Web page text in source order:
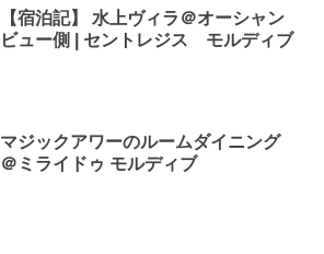
【宿泊記】 水上ヴィラ＠オーシャン
ビュー側 | セントレジス モルディブ
マジックアワーのルームダイニング
＠ミライドゥ モルディブ